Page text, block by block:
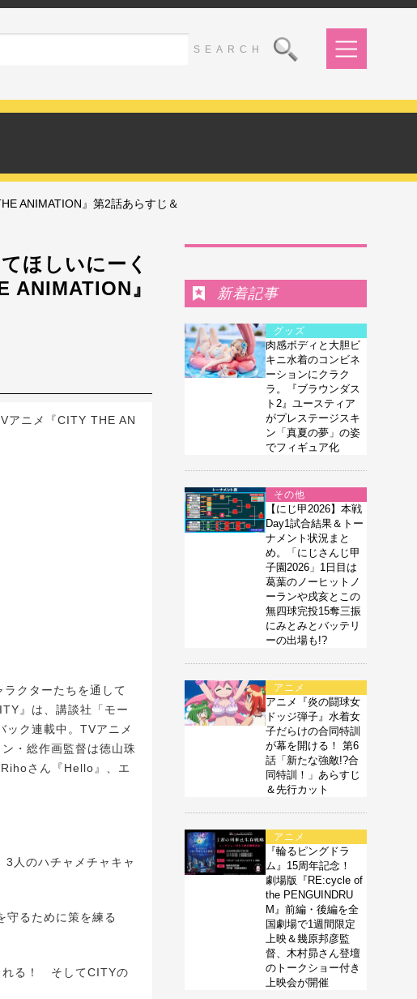
ANIMATION』第2話あらすじ＆
ほしいにーく
』
アニメ『CITY THE AN
クターたちを通して
』は、講談社「モー
ック連載中。TVアニメ
・総作画監督は徳山珠
さん『Hello』、エ
人のハチャメチャキャ
るために策を練る
れる！ そしてCITYの
新着記事
グッズ
肉感ボディと大胆ビ
キニ水着のコンビネ
ーションにクラク
ラ。『ブラウンダス
ト2』ユースティア
がプレステージスキ
ン「真夏の夢」の姿
でフィギュア化
その他
【にじ甲2026】本戦
Day1試合結果＆トー
ナメント状況まと
め。「にじさんじ甲
子園2026」1日目は
葛葉のノーヒットノ
ーランや戌亥とこの
無四球完投15奪三振
にみとみとバッテリ
ーの出場も!?
アニメ
アニメ『炎の闘球女
ドッジ弾子』水着女
子だらけの合同特訓
が幕を開ける！ 第6
話「新たな強敵!?合
同特訓！」あらすじ
＆先行カット
アニメ
『輪るピングドラ
ム』15周年記念！
劇場版『RE:cycle of
the PENGUINDRU
M』前編・後編を全
国劇場で1週間限定
上映＆幾原邦彦監
督、木村昴さん登壇
のトークショー付き
上映会が開催